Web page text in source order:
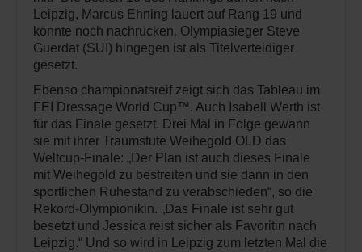
Leipzig, Marcus Ehning lauert auf Rang 19 und
könnte noch nachrücken. Olympiasieger Steve
Guerdat (SUI) hingegen ist als Titelverteidiger
gesetzt.
Ebenso championatsreif zeigt sich das Tableau im
FEI Dressage World Cup™. Auch Isabell Werth ist
für das Finale gesetzt. Drei Mal in Folge gewann
sie mit ihrer Traumstute Weihegold OLD das
Weltcup-Finale: „Der Plan ist auch dieses Finale
mit Weihegold zu bestreiten und sie dann in den
sportlichen Ruhestand zu verabschieden“, so die
Rekord-Olympionikin. „Das Finale ist sehr gut
besetzt und Jessica reist sicher als Favoritin nach
Leipzig.“ Und so wird in Leipzig zum letzten Mal die